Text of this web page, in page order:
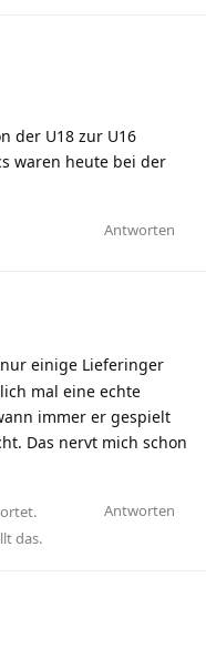
der U18 zur U16
waren heute bei der
Antworten
einige Lieferinger
mal eine echte
immer er gespielt
Das nervt mich schon
Antworten
das.